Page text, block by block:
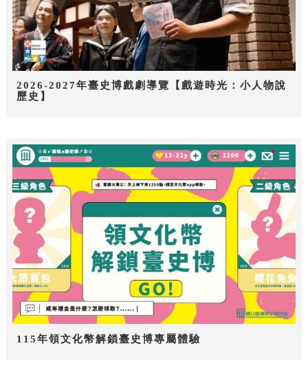
2026-2027年臺史博戲劇導覽【戲遊時光：小人物說
歷史】
115年領文化幣解鎖臺史博專屬體驗